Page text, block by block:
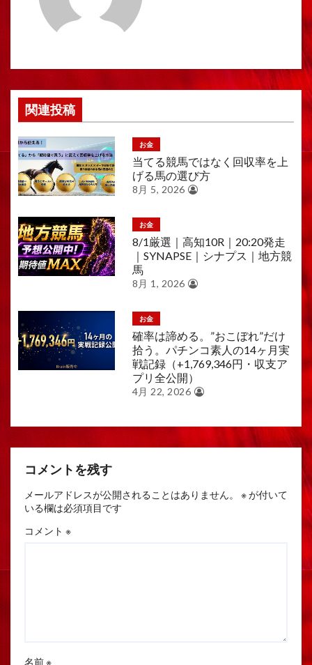
ン
関連投稿
お金
当てる競馬ではなく回収率を上
げる馬の選び方
8月 5, 2026
お金
8/1厳選｜高知10R｜20:20発走
｜SYNAPSE｜シナプス｜地方競
馬
8月 1, 2026
お金
確率は諦める。”おこぼれ”だけ
拾う。パチンコ素人の14ヶ月実
戦記録（+1,769,346円・収支ア
プリ全公開）
4月 22, 2026
コメントを残す
メールアドレスが公開されることはありません。 ※が付いて
いる欄は必須項目です
コメント ※
名前※